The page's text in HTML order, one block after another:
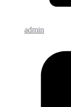
admin